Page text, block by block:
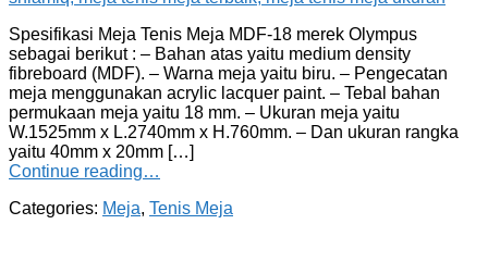
Spesifikasi Meja Tenis Meja MDF-18 merek Olympus
sebagai berikut : – Bahan atas yaitu medium density
fibreboard (MDF). – Warna meja yaitu biru. – Pengecatan
meja menggunakan acrylic lacquer paint. – Tebal bahan
permukaan meja yaitu 18 mm. – Ukuran meja yaitu
W.1525mm x L.2740mm x H.760mm. – Dan ukuran rangka
yaitu 40mm x 20mm […]
Continue reading…
Categories: Meja, Tenis Meja